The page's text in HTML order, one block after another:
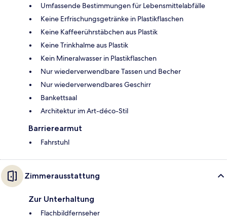
Umfassende Bestimmungen für Lebensmittelabfälle
Keine Erfrischungsgetränke in Plastikflaschen
Keine Kaffeerührstäbchen aus Plastik
Keine Trinkhalme aus Plastik
Kein Mineralwasser in Plastikflaschen
Nur wiederverwendbare Tassen und Becher
Nur wiederverwendbares Geschirr
Bankettsaal
Architektur im Art-déco-Stil
Barrierearmut
Fahrstuhl
Zimmerausstattung
Zur Unterhaltung
Flachbildfernseher